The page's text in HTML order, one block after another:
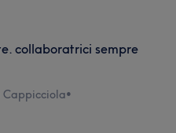
collaboratrici sempre
•